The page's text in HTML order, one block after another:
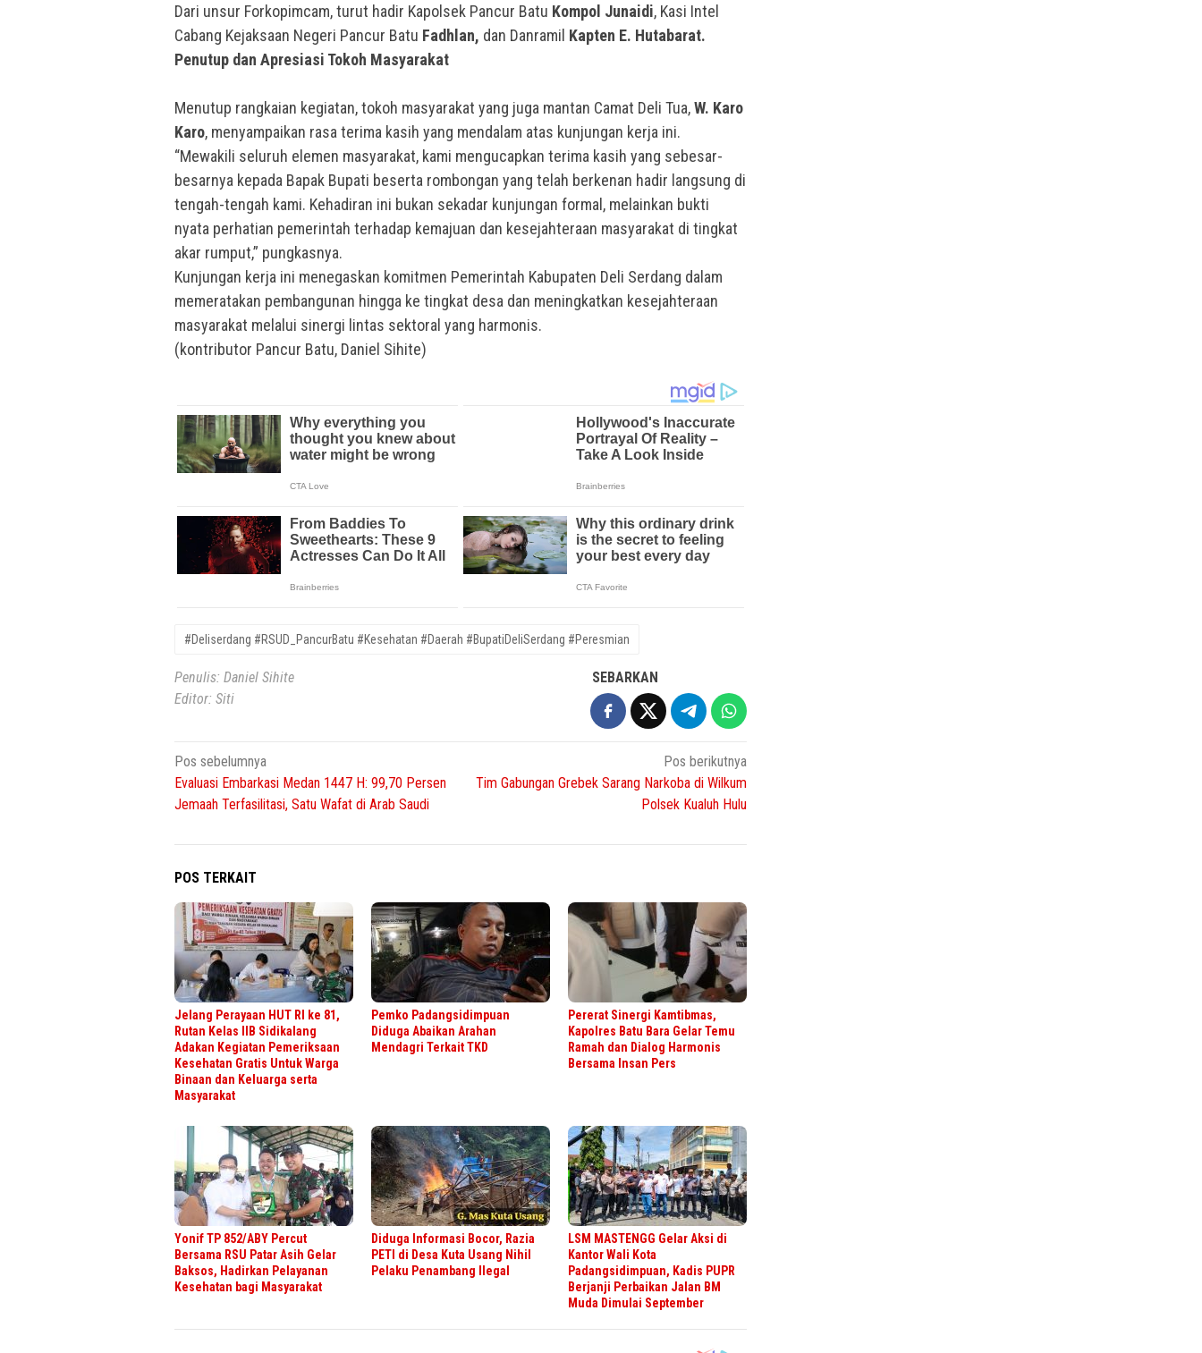
Dari unsur Forkopimcam, turut hadir Kapolsek Pancur Batu Kompol Junaidi, Kasi Intel
Cabang Kejaksaan Negeri Pancur Batu Fadhlan, dan Danramil Kapten E. Hutabarat.
Penutup dan Apresiasi Tokoh Masyarakat
Menutup rangkaian kegiatan, tokoh masyarakat yang juga mantan Camat Deli Tua,W. Karo
Karo, menyampaikan rasa terima kasih yang mendalam atas kunjungan kerja ini.
“Mewakili seluruh elemen masyarakat, kami mengucapkan terima kasih yang sebesar-
besarnya kepada Bapak Bupati beserta rombongan yang telah berkenan hadir langsung di
tengah-tengah kami. Kehadiran ini bukan sekadar kunjungan formal, melainkan bukti
nyata perhatian pemerintah terhadap kemajuan dan kesejahteraan masyarakat di tingkat
akar rumput,” pungkasnya.
Kunjungan kerja ini menegaskan komitmen Pemerintah Kabupaten Deli Serdang dalam
memeratakan pembangunan hingga ke tingkat desa dan meningkatkan kesejahteraan
masyarakat melalui sinergi lintas sektoral yang harmonis.
(kontributor Pancur Batu, Daniel Sihite)
#Deliserdang #RSUD_PancurBatu #Kesehatan #Daerah #BupatiDeliSerdang #Peresmian
Penulis: Daniel Sihite
Editor: Siti
SEBARKAN
Navigasi
pos
Pos sebelumnya
Evaluasi Embarkasi Medan 1447 H: 99,70 Persen
Jemaah Terfasilitasi, Satu Wafat di Arab Saudi
Pos berikutnya
Tim Gabungan Grebek Sarang Narkoba di Wilkum
Polsek Kualuh Hulu
POS TERKAIT
Jelang Perayaan HUT RI ke 81,
Rutan Kelas IIB Sidikalang
Adakan Kegiatan Pemeriksaan
Kesehatan Gratis Untuk Warga
Binaan dan Keluarga serta
Masyarakat
Pemko Padangsidimpuan
Diduga Abaikan Arahan
Mendagri Terkait TKD
Pererat Sinergi Kamtibmas,
Kapolres Batu Bara Gelar Temu
Ramah dan Dialog Harmonis
Bersama Insan Pers
Yonif TP 852/ABY Percut
Bersama RSU Patar Asih Gelar
Baksos, Hadirkan Pelayanan
Kesehatan bagi Masyarakat
Diduga Informasi Bocor, Razia
PETI di Desa Kuta Usang Nihil
Pelaku Penambang Ilegal
LSM MASTENGG Gelar Aksi di
Kantor Wali Kota
Padangsidimpuan, Kadis PUPR
Berjanji Perbaikan Jalan BM
Muda Dimulai September